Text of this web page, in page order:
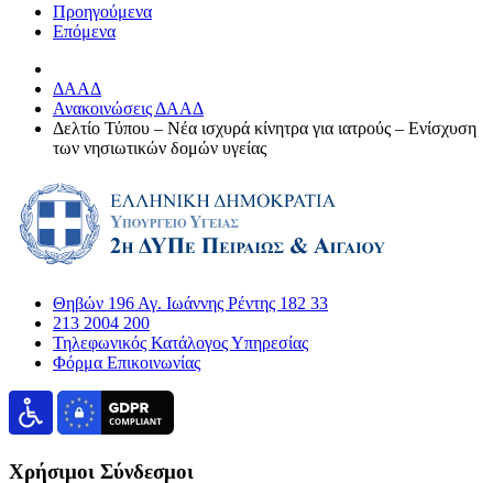
Προηγούμενα
Επόμενα
ΔΑΑΔ
Ανακοινώσεις ΔΑΑΔ
Δελτίο Τύπου – Νέα ισχυρά κίνητρα για ιατρούς – Ενίσχυση
των νησιωτικών δομών υγείας
Θηβών 196 Αγ. Ιωάννης Ρέντης 182 33
213 2004 200
Τηλεφωνικός Κατάλογος Υπηρεσίας
Φόρμα Επικοινωνίας
Χρήσιμοι Σύνδεσμοι